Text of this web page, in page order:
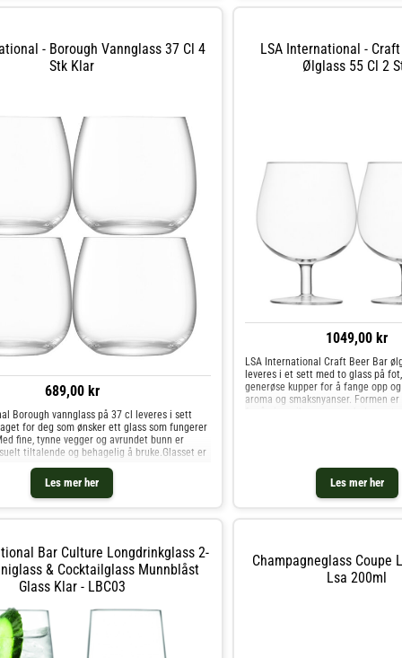
- Borough Vannglass 37 Cl 4
Stk Klar
689,00 kr
Les mer her
Borough vannglass på 37 cl leveres i sett
for deg som ønsker ett glass som fungerer
fine, tynne vegger og avrundet bunn er
tiltalende og behagelig å bruke.Glasset er
LSA International -
Ølglass 55 Cl 2
1049,00 kr
Les mer her
LSA International Craft Beer Bar
leveres i et sett med to glass på
generøse kupper for å fange opp
aroma og smaksnyanser. Formen
Bar Culture Longdrinkglass 2-
& Cocktailglass Munnblåst
Glass Klar - LBC03
Champagneglass Coupe
Lsa 200ml